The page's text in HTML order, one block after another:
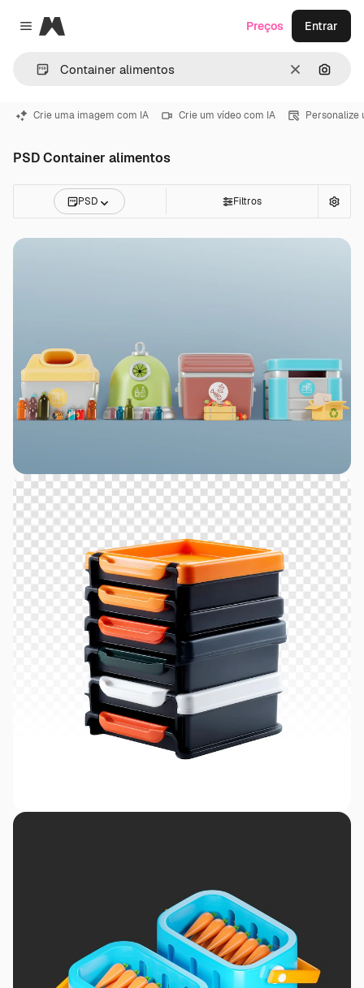
Close menu
Magnific
Limpar
Preços Entrar
Crie uma imagem com IA Crie um vídeo com IA Personalize
PSD Container alimentos
PSD Filtros